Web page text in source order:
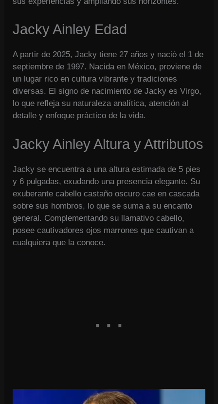
Jacky Ainley Edad
A partir de 2025, Jacky tiene 27 años y nació el 1 de
septiembre de 1997. Nacida en México, proviene de
un lugar rico en cultura vibrante y tradiciones
diversas. El signo de nacimiento de Jacky es Virgo,
lo que refleja su naturaleza analítica, atención al
detalle y enfoque práctico de la vida.
Jacky Ainley Altura y Attributos
Jacky se encuentra a una altura estimada de 5 pies
y 6 pulgadas, exudando una presencia elegante. Su
exuberante cabello castaño oscuro cae en cascada
sobre sus hombros, lo que se suma a su encanto
general. Complementando su llamativo cabello,
posee cautivadores ojos marrones que cautivan a
cualquiera que la conoce.